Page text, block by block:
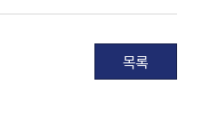
목록